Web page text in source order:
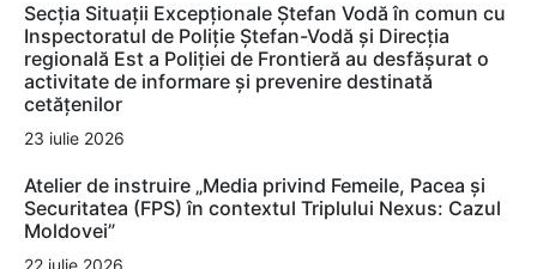
Secția Situații Excepționale Ștefan Vodă în comun cu
Inspectoratul de Poliție Ștefan-Vodă și Direcția
regională Est a Poliției de Frontieră au desfășurat o
activitate de informare și prevenire destinată
cetățenilor
23 iulie 2026
Atelier de instruire „Media privind Femeile, Pacea și
Securitatea (FPS) în contextul Triplului Nexus: Cazul
Moldovei”